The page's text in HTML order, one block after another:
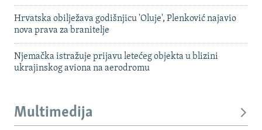
Hrvatska obilježava godišnjicu 'Oluje', Plenković najavio
nova prava za branitelje
Njemačka istražuje prijavu letećeg objekta u blizini
ukrajinskog aviona na aerodromu
Multimedija